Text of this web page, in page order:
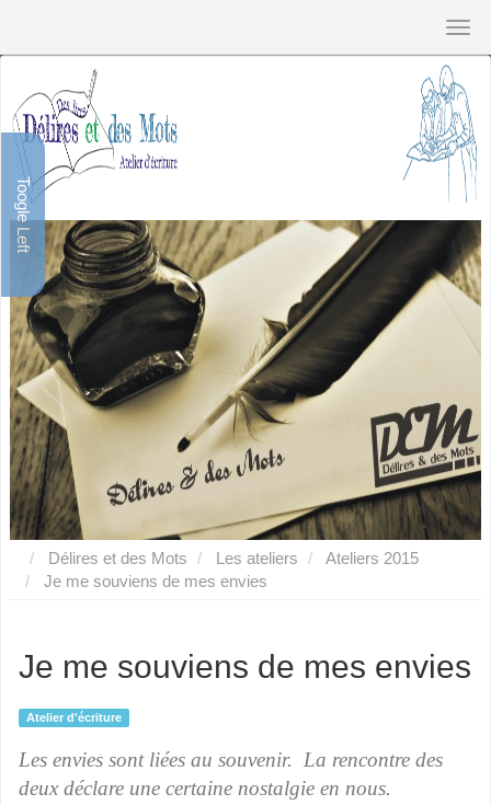
Toogle Left
Délires et des Mots Les ateliers
Ateliers 2015
Je me souviens de mes envies
Je me souviens de mes envies
Atelier d'écriture
Les envies sont liées au souvenir. La rencontre des
deux déclare une certaine nostalgie en nous.